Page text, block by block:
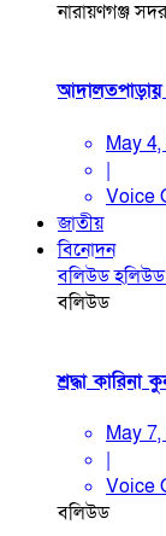
নারায়ণগঞ্জ সদর
আদালতপাড়ায়
May
|
Voice
জাতীয়
বিনোদন
বলিউড
বলিউড
শ্রদ্ধা কারিনা
May
|
Voice
বলিউড